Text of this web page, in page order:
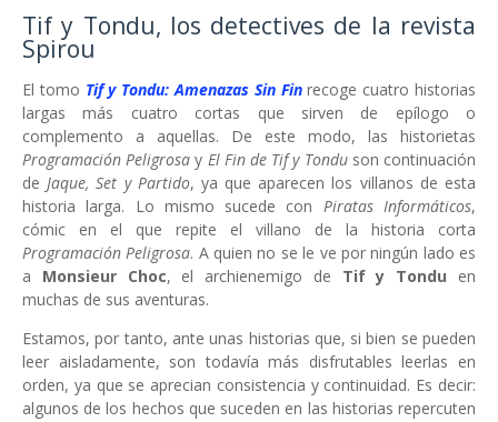
Tif y Tondu, los detectives de la revista
Spirou
El tomo Tif y Tondu: Amenazas Sin Finrecoge cuatro historias
largas más cuatro cortas que sirven de epílogo o
complemento a aquellas. De este modo, las historietas
Programación Peligrosay El Fin de Tif y Tondu son continuación
deJaque, Set y Partido, ya que aparecen los villanos de esta
historia larga. Lo mismo sucede con Piratas Informáticos,
cómic en el que repite el villano de la historia corta
Programación Peligrosa. A quien no se le ve por ningún lado es
a Monsieur Choc, el archienemigo de Tif y Tondu en
muchas de sus aventuras.
Estamos, por tanto, ante unas historias que, si bien se pueden
leer aisladamente, son todavía más disfrutables leerlas en
orden, ya que se aprecian consistencia y continuidad. Es decir:
algunos de los hechos que suceden en las historias repercuten